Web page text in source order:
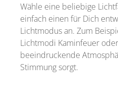
Wähle eine beliebige
einfach einen für Dich
Lichtmodus an. Zum
Lichtmodi Kaminfeuer
beeindruckende
Stimmung sorgt.